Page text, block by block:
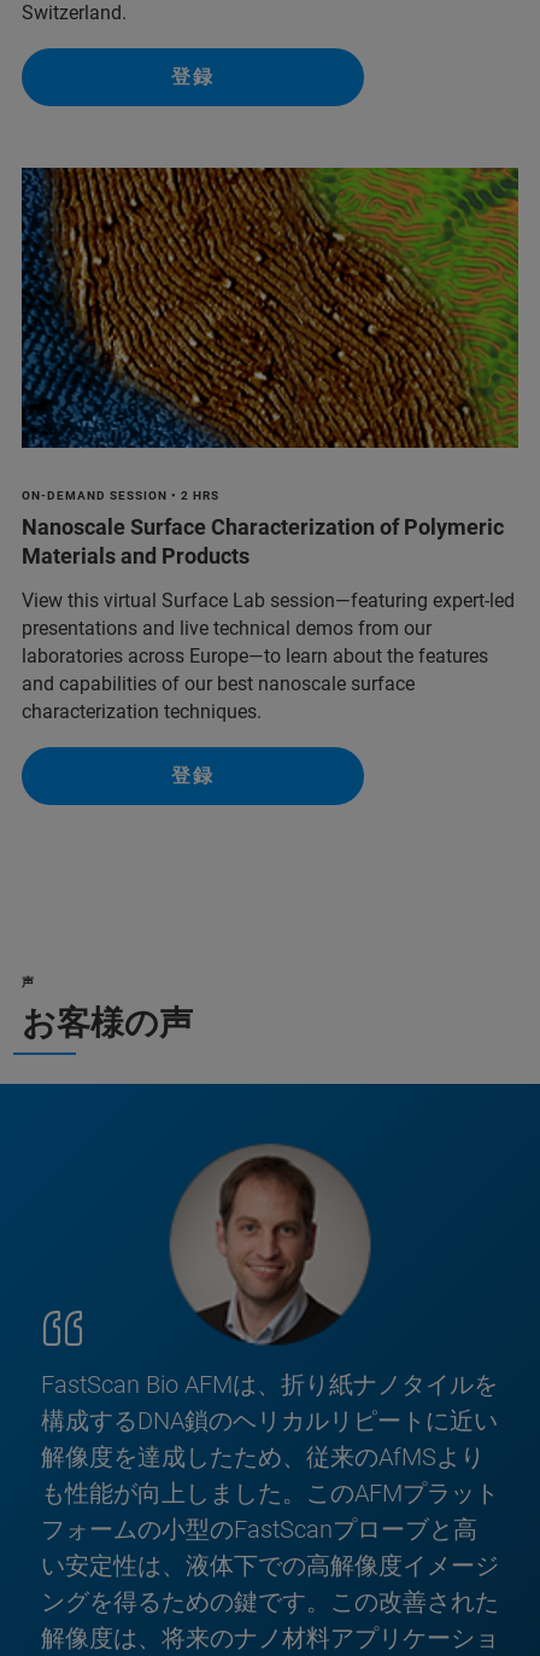
Switzerland.
登録
ON-DEMAND SESSION • 2 HRS
Nanoscale Surface Characterization of Polymeric
Materials and Products
View this virtual Surface Lab session—featuring expert-led
presentations and live technical demos from our
laboratories across Europe—to learn about the features
and capabilities of our best nanoscale surface
characterization techniques.
登録
声
お客様の声
FastScan Bio AFMは、折り紙ナノタイルを
構成するDNA鎖のヘリカルリピートに近い
解像度を達成したため、従来のAfMSより
も性能が向上しました。このAFMプラット
フォームの小型のFastScanプローブと高
い安定性は、液体下での高解像度イメージ
ングを得るための鍵です。この改善された
解像度は、将来のナノ材料アプリケーショ